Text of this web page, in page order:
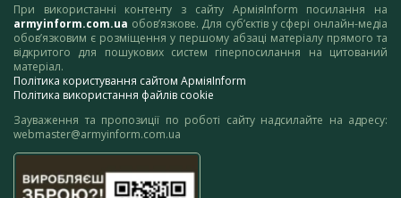
При використанні контенту з сайту АрміяInform посилання на
armyinform.com.ua обов’язкове. Для суб’єктів у сфері онлайн-медіа
обов’язковим є розміщення у першому абзаці матеріалу прямого та
відкритого для пошукових систем гіперпосилання на цитований
матеріал.
Політика користування сайтом АрміяInform
Політика використання файлів cookie
Зауваження та пропозиції по роботі сайту надсилайте на адресу:
webmaster@armyinform.com.ua